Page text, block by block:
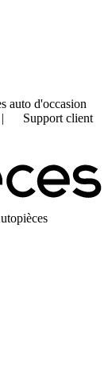
auto d'occasion
Support client